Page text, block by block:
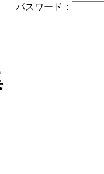
パスワード：